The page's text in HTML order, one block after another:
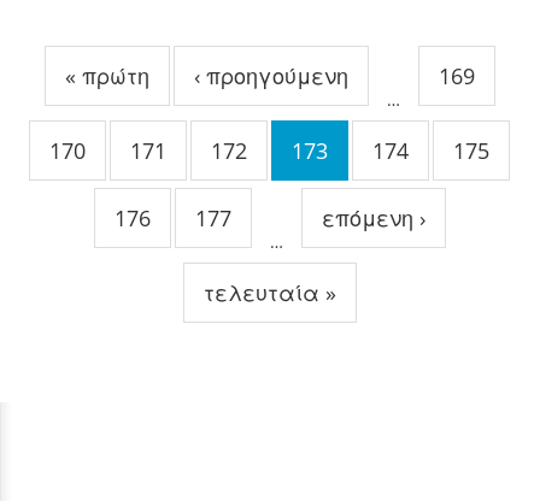
« πρώτη ‹ προηγούμενη
…
169
170 171 172 173 174 175
176 177
…
επόμενη ›
τελευταία »